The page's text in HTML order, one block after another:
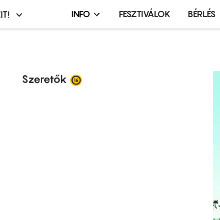
Infó,
menü
INFO FESZTIVÁLOK BÉRLÉS
Szeretők